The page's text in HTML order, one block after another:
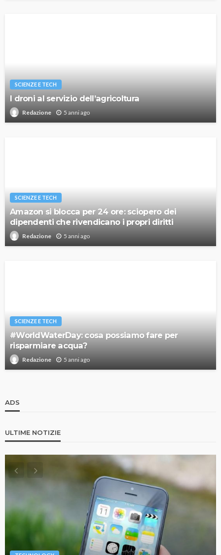
SCIENZE E TECH
I droni al servizio dell’agricoltura
Redazione 5 anni ago
SCIENZE E TECH
Amazon si blocca per 24 ore: sciopero dei
dipendenti che rivendicano i propri diritti
Redazione 5 anni ago
SCIENZE E TECH
#WorldWaterDay: cosa possiamo fare per
risparmiare acqua?
Redazione 5 anni ago
ADS
ULTIME NOTIZIE